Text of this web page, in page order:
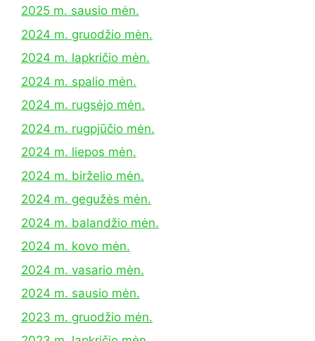
2025 m. sausio mėn.
2024 m. gruodžio mėn.
2024 m. lapkričio mėn.
2024 m. spalio mėn.
2024 m. rugsėjo mėn.
2024 m. rugpjūčio mėn.
2024 m. liepos mėn.
2024 m. birželio mėn.
2024 m. gegužės mėn.
2024 m. balandžio mėn.
2024 m. kovo mėn.
2024 m. vasario mėn.
2024 m. sausio mėn.
2023 m. gruodžio mėn.